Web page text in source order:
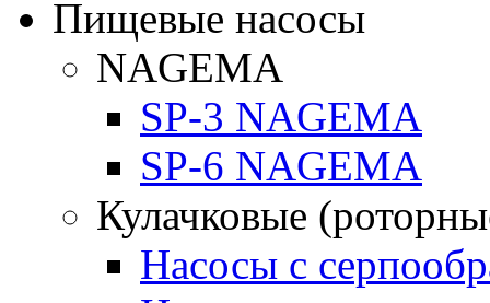
Пищевые насосы
NAGEMA
SP-3 NAGEMA
SP-6 NAGEMA
Кулачковые
Насосы с